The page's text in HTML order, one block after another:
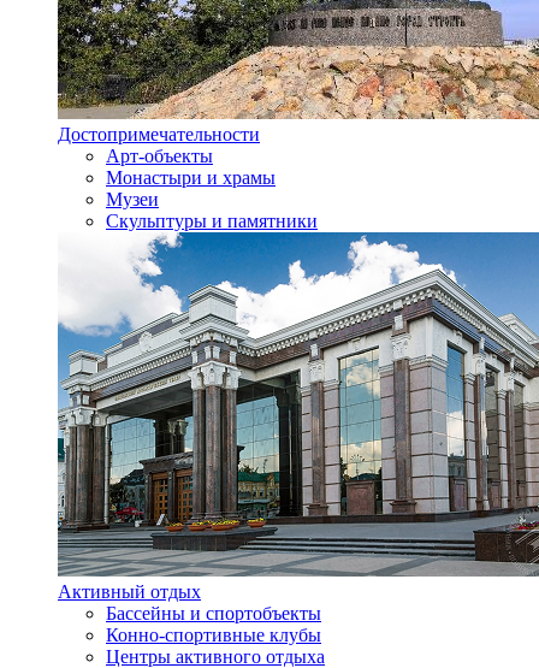
Достопримечательности
Арт-объекты
Монастыри и храмы
Музеи
Скульптуры и памятники
Активный отдых
Бассейны и спортобъекты
Конно-спортивные клубы
Центры активного отдыха